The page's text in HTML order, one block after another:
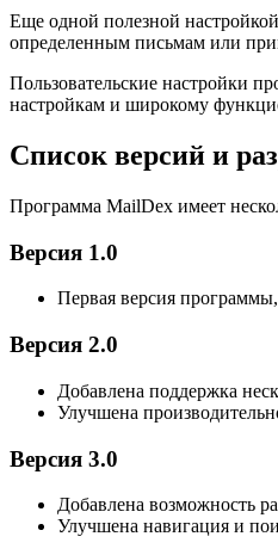
Еще одной полезной
определенным письмам или
Пользовательские настройки
настройкам и широкому
Список версий и
Программа MailDex имеет
Версия 1.0
Первая версия
Версия 2.0
Добавлена поддержка
Улучшена
Версия 3.0
Добавлена возможность
Улучшена навигация и